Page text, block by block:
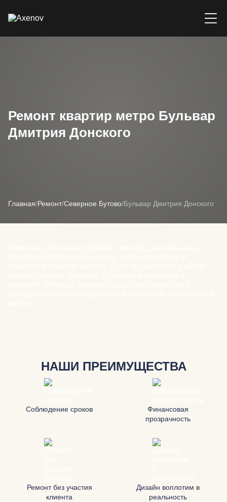
Ремонт квартир метро Бульвар
Дмитрия Донского
Главная/Ремонт/Северное Бутово/Бульвар Дмитрия Донского
НАШИ ПРЕИМУЩЕСТВА
Соблюдение сроков
Финансовая
прозрачность
Ремонт без участия
клиента
Дизайн воплотим в
реальность